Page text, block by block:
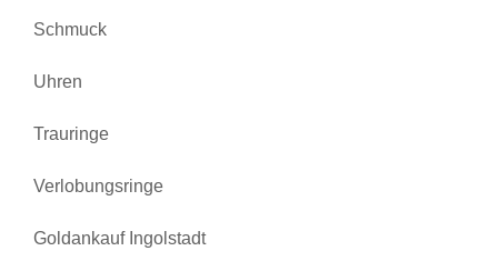
Schmuck
Uhren
Trauringe
Verlobungsringe
Goldankauf Ingolstadt